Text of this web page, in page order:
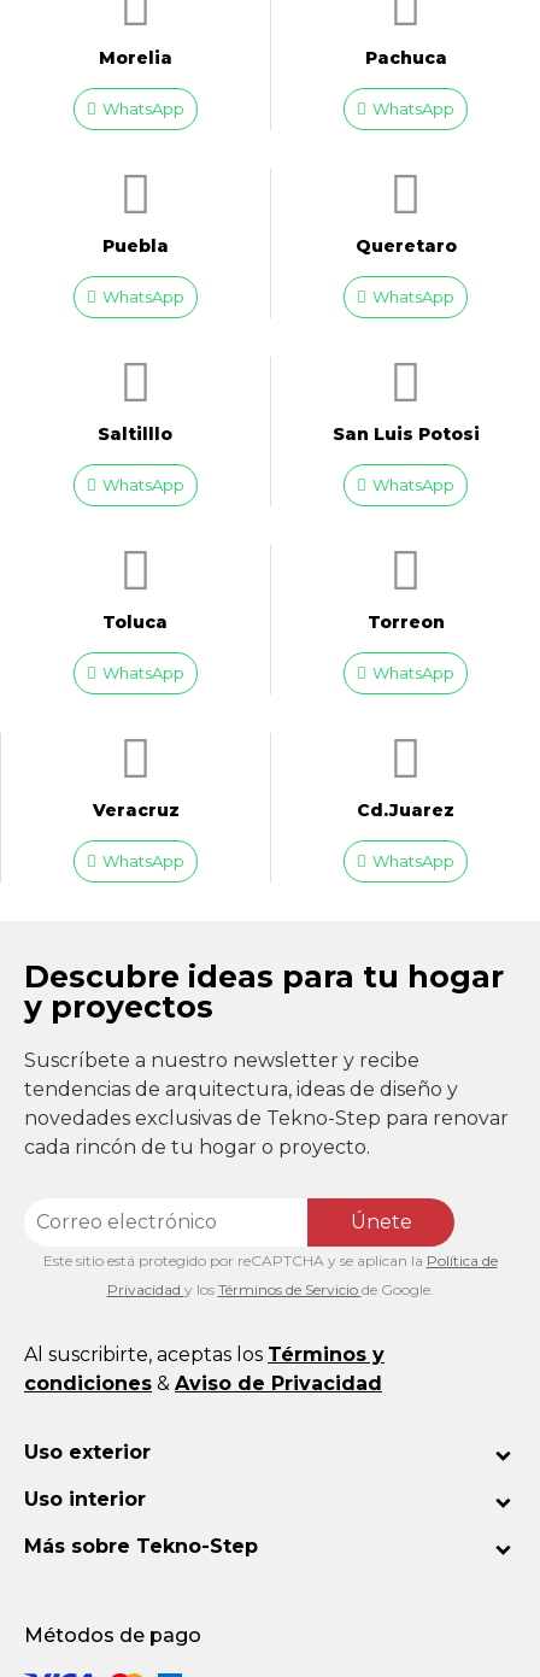
Morelia
WhatsApp
Pachuca
WhatsApp
Puebla
WhatsApp
Queretaro
WhatsApp
Saltilllo
WhatsApp
San Luis Potosi
WhatsApp
Toluca
WhatsApp
Torreon
WhatsApp
Veracruz
WhatsApp
Cd.Juarez
WhatsApp
Descubre ideas para tu hogar
y proyectos
Suscríbete a nuestro newsletter y recibe
tendencias de arquitectura, ideas de diseño y
novedades exclusivas de Tekno-Step para renovar
cada rincón de tu hogar o proyecto.
Únete
Este sitio está protegido por reCAPTCHA y se aplican la Política de
Privacidad y los Términos de Servicio de Google.
Al suscribirte, aceptas los Términos y
condiciones & Aviso de Privacidad
Uso exterior
Uso interior
Más sobre Tekno-Step
Métodos de pago